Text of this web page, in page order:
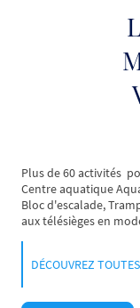
Plus de 60 activités
Centre aquatique
Bloc d'escalade,
aux télésièges en
DÉCOUVREZ